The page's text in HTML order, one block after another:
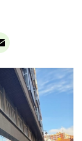
Email